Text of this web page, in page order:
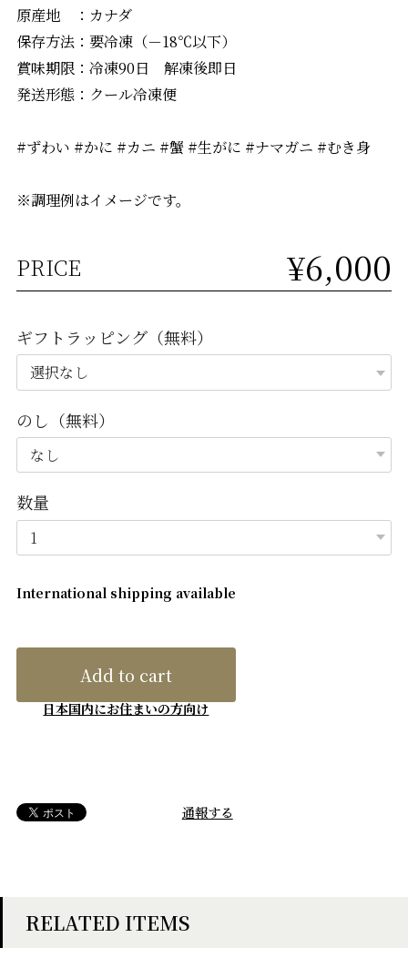
原産地 ：カナダ
保存方法：要冷凍（－18℃以下）
賞味期限：冷凍90日 解凍後即日
発送形態：クール冷凍便
#ずわい #かに #カニ #蟹 #生がに #ナマガニ #むき身
※調理例はイメージです。
PRICE ¥6,000
ギフトラッピング（無料）
のし（無料）
数量
International shipping available
Add to cart
日本国内にお住まいの方向け
通報する
RELATED ITEMS